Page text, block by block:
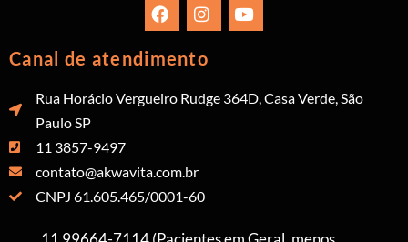
Canal de atendimento
Rua Horácio Vergueiro Rudge 364D, Casa Verde, São
Paulo SP
11 3857-9497
contato@akwavita.com.br
CNPJ 61.605.465/0001-60